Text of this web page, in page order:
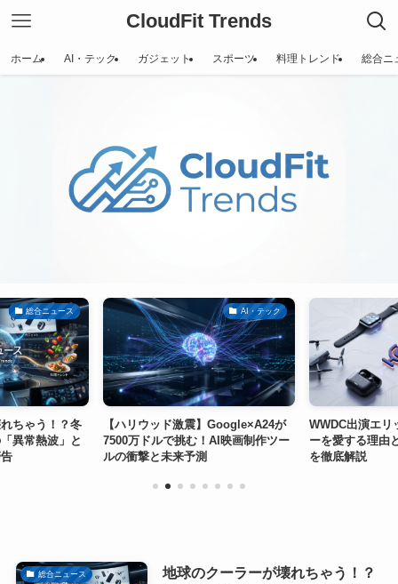
CloudFit Trends
ホーム AI・テック ガジェット スポーツ 料理トレンド 総合ニ
総合ニュース
ちゃう！？冬
異常熱波」と
AI・テック
【ハリウッド激震】Google×A24が
7500万ドルで挑む！AI映画制作ツー
ルの衝撃と未来予測
WWDC出演エリ
ーを愛する理由
を徹底解説
総合ニュース
地球のクーラーが壊れちゃう！？